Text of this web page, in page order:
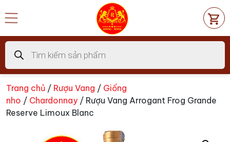
đến
dung
Tìm
kiếm
sản
phẩm
Trang chủ / Rượu Vang / Giống
nho / Chardonnay / Rượu Vang Arrogant Frog Grande
Reserve Limoux Blanc